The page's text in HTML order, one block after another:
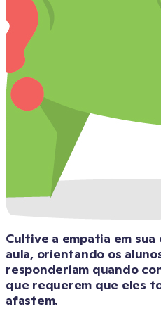
Cultive a empatia em
aula, orientando os
responderiam quando
que requerem que eles
afastem.